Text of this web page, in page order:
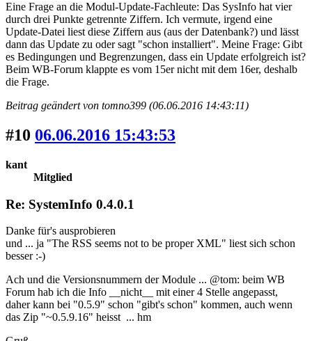
Eine Frage an die Modul-Update-Fachleute: Das SysInfo hat vier
durch drei Punkte getrennte Ziffern. Ich vermute, irgend eine
Update-Datei liest diese Ziffern aus (aus der Datenbank?) und lässt
dann das Update zu oder sagt "schon installiert". Meine Frage: Gibt
es Bedingungen und Begrenzungen, dass ein Update erfolgreich ist?
Beim WB-Forum klappte es vom 15er nicht mit dem 16er, deshalb
die Frage.
Beitrag geändert von tomno399 (06.06.2016 14:43:11)
#10 06.06.2016 15:43:53
kant
Mitglied
Re: SystemInfo 0.4.0.1
Danke für's ausprobieren
und ... ja "The RSS seems not to be proper XML" liest sich schon
besser :-)
Ach und die Versionsnummern der Module ... @tom: beim WB
Forum hab ich die Info __nicht__ mit einer 4 Stelle angepasst,
daher kann bei "0.5.9" schon "gibt's schon" kommen, auch wenn
das Zip "~0.5.9.16" heisst ... hm